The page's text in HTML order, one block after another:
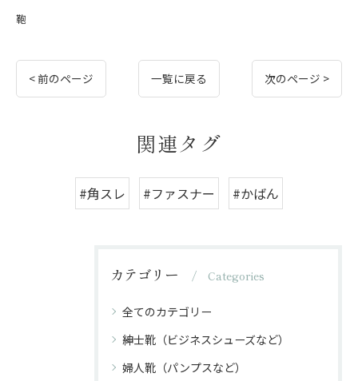
鞄
< 前のページ 一覧に戻る 次のページ >
関連タグ
#角スレ #ファスナー #かばん
カテゴリー Categories
全てのカテゴリー
紳士靴（ビジネスシューズなど）
婦人靴（パンプスなど）